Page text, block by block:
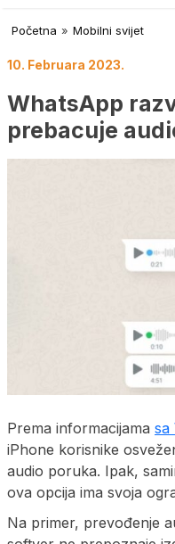
Početna » Mobilni svijet
10. Februara 2023.
WhatsApp
prebacuje
Prema informacijama sa
iPhone korisnike
audio poruka. Ipak,
ova opcija ima svoja
Na primer, prevođenje